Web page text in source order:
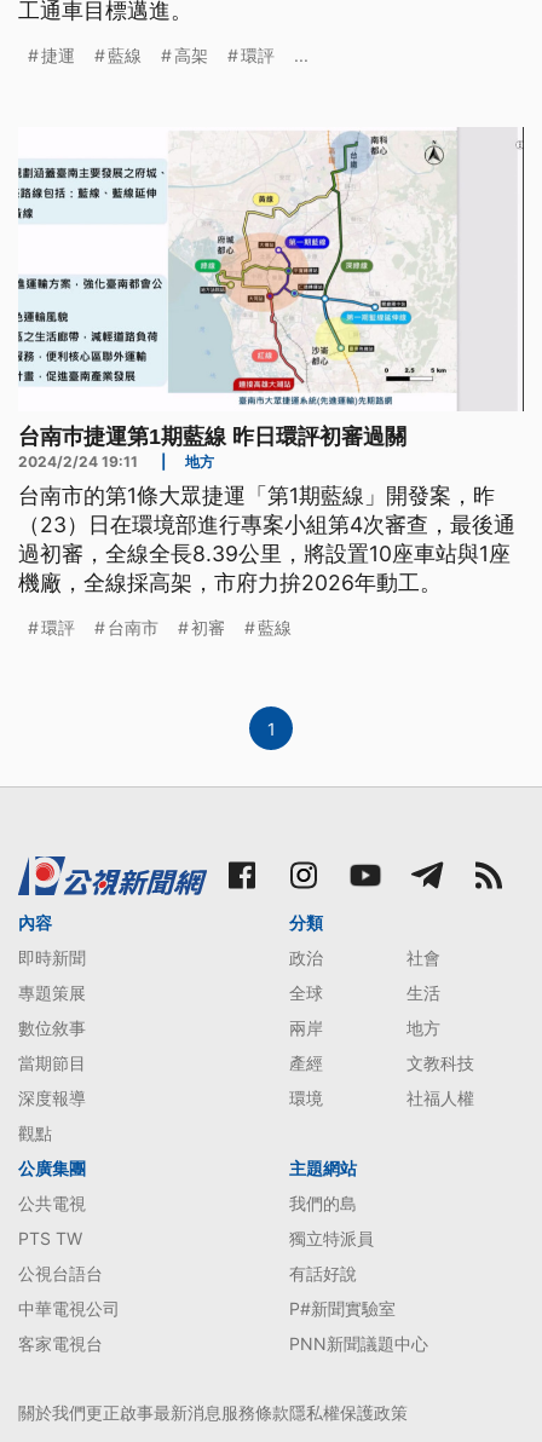
工通車目標邁進。
捷運 藍線 高架 環評 ...
台南巿捷運第1期藍線 昨日環評初審過關
2024/2/24 19:11 地方
台南市的第1條大眾捷運「第1期藍線」開發案，昨
（23）日在環境部進行專案小組第4次審查，最後通
過初審，全線全長8.39公里，將設置10座車站與1座
機廠，全線採高架，市府力拚2026年動工。
環評 台南市 初審 藍線
1
內容
即時新聞
專題策展
數位敘事
當期節目
深度報導
觀點
分類
政治
社會
全球
生活
兩岸
地方
產經
文教科技
環境
社福人權
公廣集團
公共電視
PTS TW
公視台語台
中華電視公司
客家電視台
主題網站
我們的島
獨立特派員
有話好說
P#新聞實驗室
PNN新聞議題中心
關於我們更正啟事最新消息服務條款隱私權保護政策